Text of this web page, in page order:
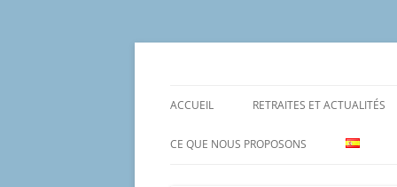
Aller
ACCUEIL RETRAITES ET ACTUALITÉS
CE QUE NOUS PROPOSONS